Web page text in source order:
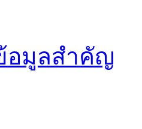
อมูลสำคัญ